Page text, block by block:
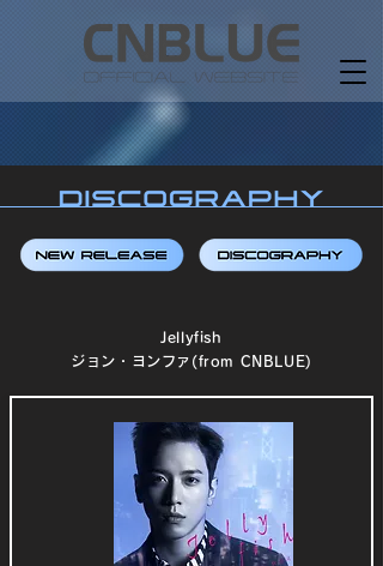
Jellyfish
ジョン・ヨンファ(from CNBLUE)